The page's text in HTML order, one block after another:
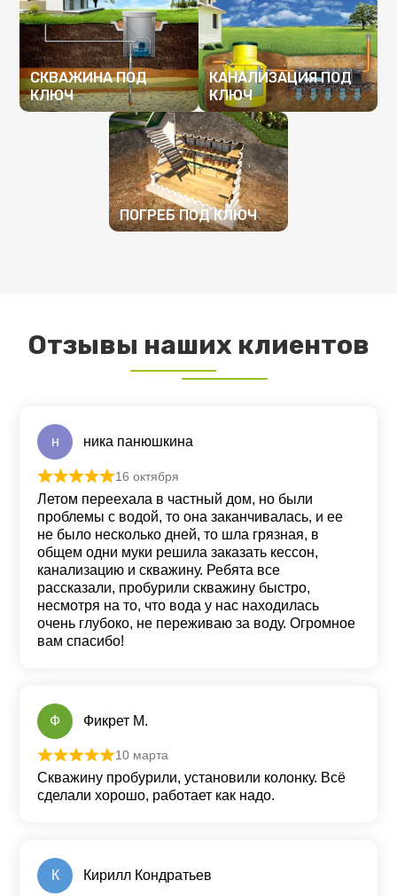
ПОДРОБНЕЕ ПОДРОБНЕЕ
СКВАЖИНА ПОД
КЛЮЧ
ПОДРОБНЕЕ
КАНАЛИЗАЦИЯ ПОД
КЛЮЧ
ПОДРОБНЕЕ
ПОГРЕБ ПОД КЛЮЧ
Отзывы наших клиентов
н ника панюшкина
Оценка5 из 5
16 октября
Летом переехала в частный дом, но были
проблемы с водой, то она заканчивалась, и ее
не было несколько дней, то шла грязная, в
общем одни муки решила заказать кессон,
канализацию и скважину. Ребята все
рассказали, пробурили скважину быстро,
несмотря на то, что вода у нас находилась
очень глубоко, не переживаю за воду. Огромное
вам спасибо!
Ф Фикрет М.
Оценка из 5
10 марта
Скважину пробурили, установили колонку. Всё
сделали хорошо, работает как надо.
К Кирилл Кондратьев